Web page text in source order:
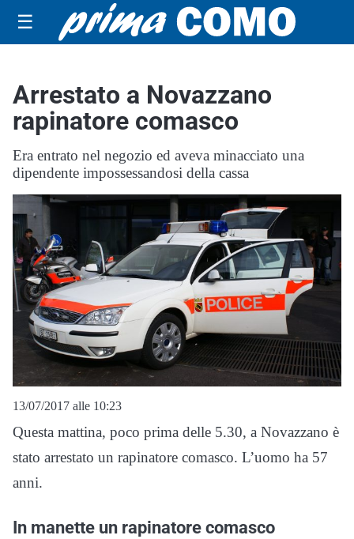
☰
Arrestato a Novazzano
rapinatore comasco
Era entrato nel negozio ed aveva minacciato una
dipendente impossessandosi della cassa
13/07/2017 alle 10:23
Questa mattina, poco prima delle 5.30, a Novazzano è
stato arrestato un rapinatore comasco. L’uomo ha 57
anni.
In manette un rapinatore comasco